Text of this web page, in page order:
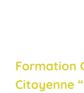
Formation
Citoyenne